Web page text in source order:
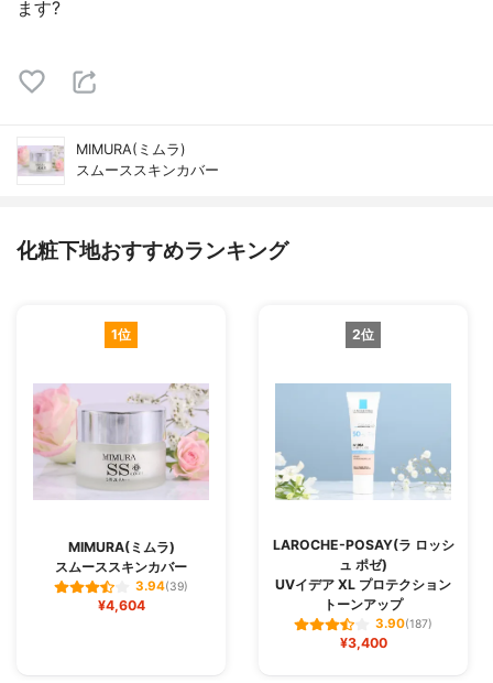
ます?
MIMURA(ミムラ)
スムーススキンカバー
化粧下地おすすめランキング
1位
MIMURA(ミムラ)
スムーススキンカバー
3.94(39)
¥4,604
2位
LAROCHE-POSAY(ラ ロッシ
ュ ポゼ)
UVイデア XL プロテクション
トーンアップ
3.90(187)
¥3,400